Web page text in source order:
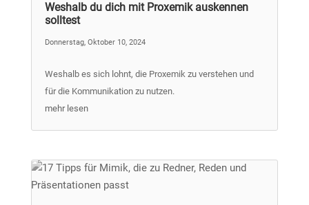
Weshalb du dich mit Proxemik auskennen
solltest
Donnerstag, Oktober 10, 2024
Weshalb es sich lohnt, die Proxemik zu verstehen und
für die Kommunikation zu nutzen.
mehr lesen